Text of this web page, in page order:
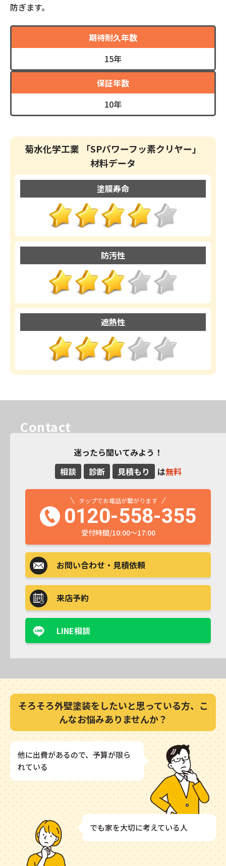
防ぎます。
期待耐久年数
15年
保証年数
10年
菊水化学工業 「SPパワーフッ素クリヤー」
材料データ
塗膜寿命
防汚性
遮熱性
Contact
迷ったら聞いてみよう！
相談
診断 見積もり は無料
タップでお電話が繋がります
0120-558-355
受付時間/10:00～17:00
お問い合わせ ・見積依頼
来店予約
LINE相談
そろそろ外壁塗装をしたいと思っている方、 こ
んなお悩みありませんか？
他に出費があるので、予算が限ら
れている
でも家を大切に考えている人